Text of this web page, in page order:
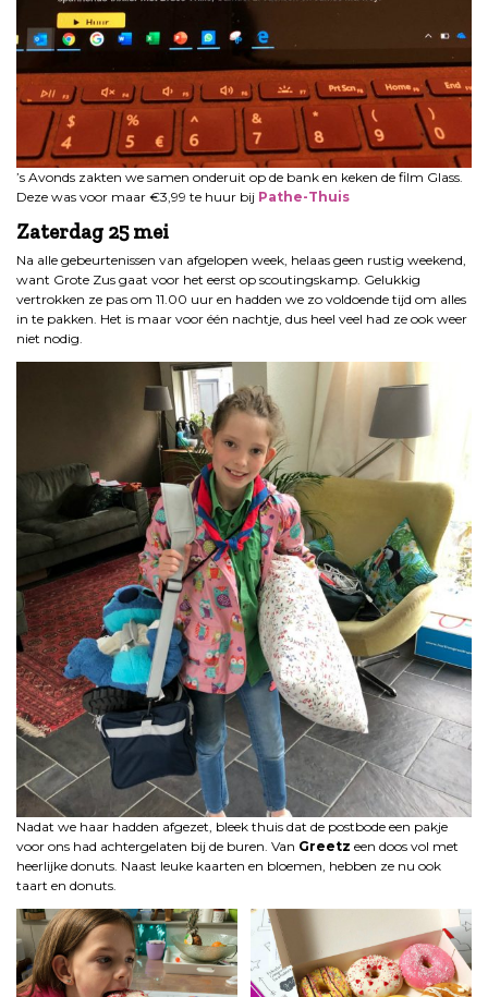
’s Avonds zakten we samen onderuit op de bank en keken de film Glass.
Deze was voor maar €3,99 te huur bij Pathe-Thuis
Zaterdag 25 mei
Na alle gebeurtenissen van afgelopen week, helaas geen rustig weekend,
want Grote Zus gaat voor het eerst op scoutingskamp. Gelukkig
vertrokken ze pas om 11.00 uur en hadden we zo voldoende tijd om alles
in te pakken. Het is maar voor één nachtje, dus heel veel had ze ook weer
niet nodig.
Nadat we haar hadden afgezet, bleek thuis dat de postbode een pakje
voor ons had achtergelaten bij de buren. Van Greetz een doos vol met
heerlijke donuts. Naast leuke kaarten en bloemen, hebben ze nu ook
taart en donuts.